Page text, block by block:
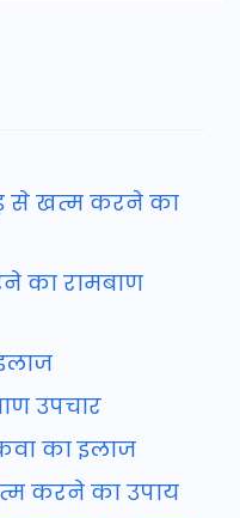
से खत्म करने का
का रामबाण
उपचार
का इलाज
करने का उपाय